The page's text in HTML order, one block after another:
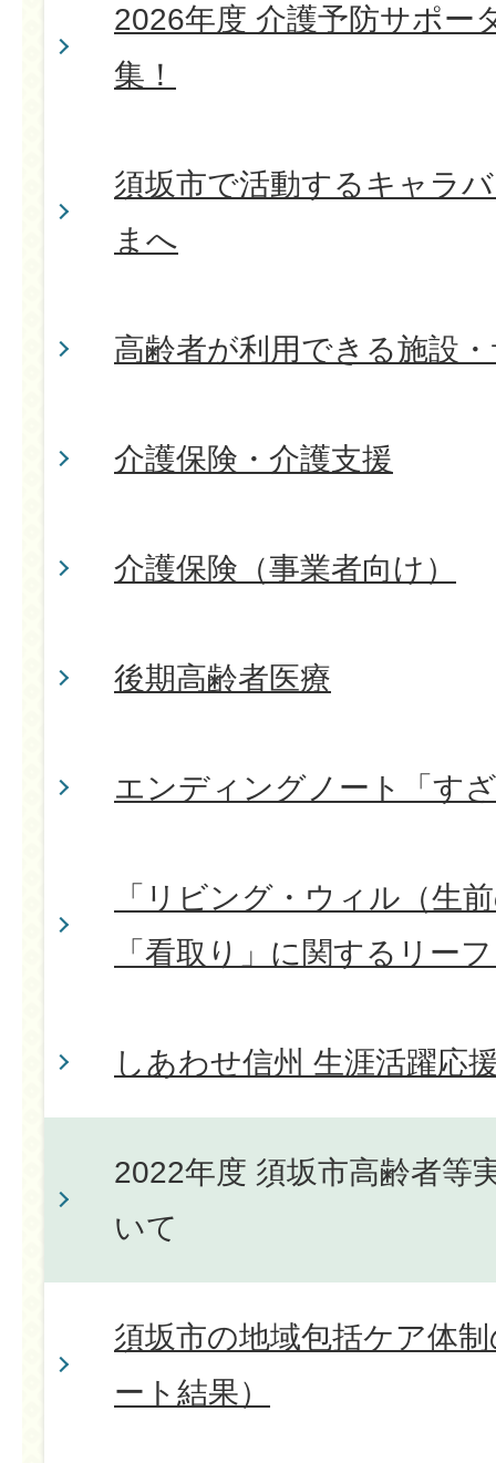
2026年度 介護予防サポー
集！
須坂市で活動するキャラ
まへ
高齢者が利用できる施設
介護保険・介護支援
介護保険（事業者向け）
後期高齢者医療
エンディングノート「す
「リビング・ウィル（生
「看取り」に関するリー
しあわせ信州 生涯活躍応
2022年度 須坂市高齢者等
いて
須坂市の地域包括ケア体
ート結果）